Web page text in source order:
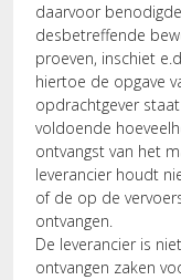
daarvoor
desbetreffende
proeven, inschiet
hiertoe de opgave
opdrachtgever
voldoende
ontvangst van het
leverancier houdt
of de op de
ontvangen.
De leverancier is
ontvangen zaken